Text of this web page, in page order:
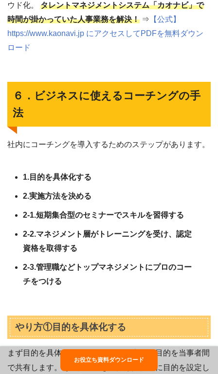
ウド化。 タレントマネジメントシステム「カオナビ」で
時間が掛かっていた人事業務を解決！ ⇒ 【公式】
https://www.kaonavi.jp にアクセスしてPDFを無料ダウン
ロード
６．ビジネスに使えるコーチングの手
法
社内にコーチングを導入するためのステップがあります。
1.目的を具体化する
2.実施方法を決める
2-1.短期集合型のセミナーでスキルを習得する
2-2.マネジメント層がトレーニングを受け、認定
資格を取得する
2-3.管理職などトップマネジメントにプロのコー
チをつける
やり方①目的を具体化する
まず目的を具体化し、コーチングの定義や目的を当事者間
で共有します。その際、できる限り具体的に目的を設定し
お役立ち資料ダウンロード